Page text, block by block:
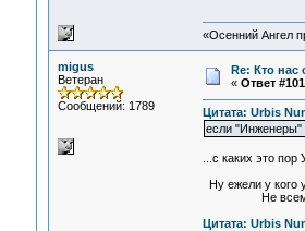
«Осенний Ангел
migus
Ветеран
Сообщений: 1789
Re: Кто нас
« Ответ
Цитата: Urbis
если
...с каких это
ВСЕ мы -
Ну ежели у кого
Не всем же
Цитата: Urbis